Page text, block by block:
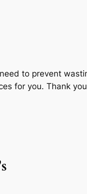
to prevent
for you. Thank